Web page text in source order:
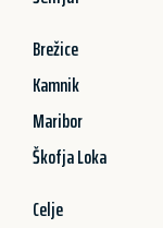
Brežice
Kamnik
Maribor
Škofja Loka
Celje